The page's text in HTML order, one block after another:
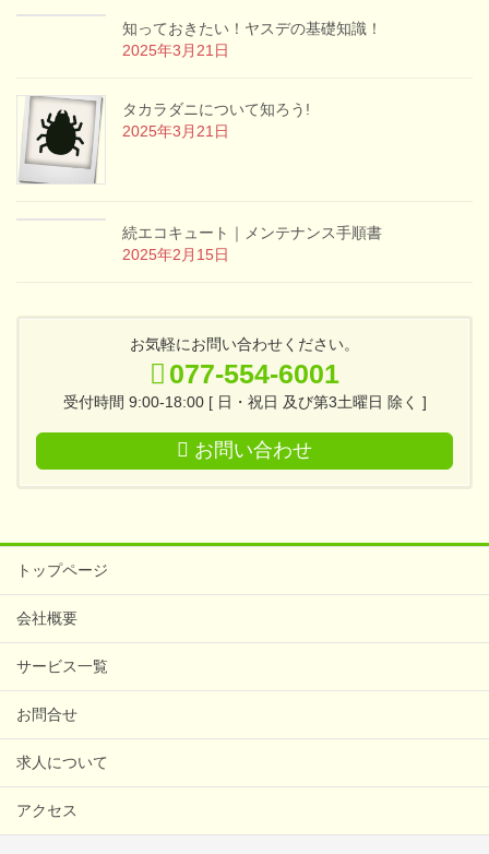
知っておきたい！ヤスデの基礎知識！
2025年3月21日
タカラダニについて知ろう!
2025年3月21日
続エコキュート｜メンテナンス手順書
2025年2月15日
お気軽にお問い合わせください。
077-554-6001
受付時間 9:00-18:00 [ 日・祝日 及び第3土曜日 除く ]
お問い合わせ
トップページ
会社概要
サービス一覧
お問合せ
求人について
アクセス